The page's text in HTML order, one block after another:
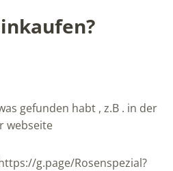
gefunden habt , z.B . in der
webseite
g.page/Rosenspezial?